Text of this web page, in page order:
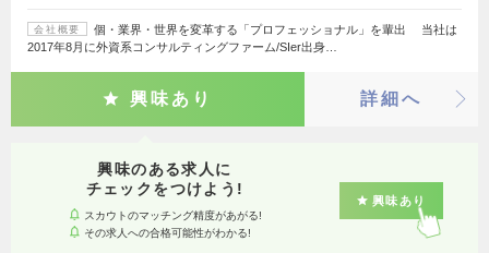
会社概要
個・業界・世界を変革する「プロフェッショナル」を輩出 当社は
2017年8月に外資系コンサルティングファーム/SIer出身…
興味あり 詳細へ
興味のある求人に
チェックをつけよう!
スカウトのマッチング精度があがる!
その求人への合格可能性がわかる!
興味あり